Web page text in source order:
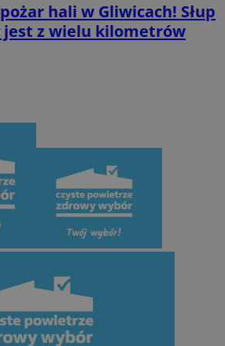
hali w Gliwicach! Słup
jest z wielu kilometrów